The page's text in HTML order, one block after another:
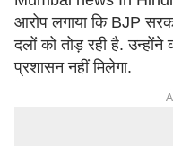
आरोप लगाया कि BJP
दलों को तोड़ रही है.
प्रशासन नहीं मिलेगा.